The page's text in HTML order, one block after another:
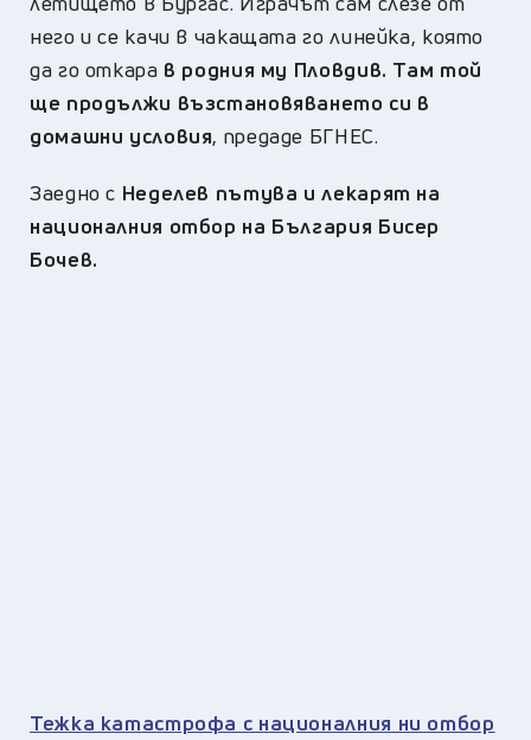
него и се качи в чакащата го линейка, която
да го откара в родния му Пловдив. Там той
ще продължи възстановяването си в
домашни условия, предаде БГНЕС.
Заедно с Неделев пътува и лекарят на
националния отбор на България Бисер
Бочев.
Тежка катастрофа с националния ни отбор